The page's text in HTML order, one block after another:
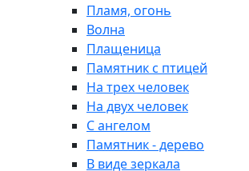
Пламя, огонь
Волна
Плащеница
Памятник с птицей
На трех человек
На двух человек
С ангелом
Памятник - дерево
В виде зеркала